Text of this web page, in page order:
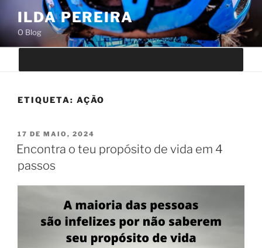
o
conteúdo
ILDA PEREIRA
O Blog
ETIQUETA: AÇÃO
PUBLICADO
EM
17 DE MAIO, 2024
Encontra o teu propósito de vida em 4
passos